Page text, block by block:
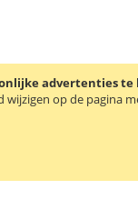
advertenties
wijzigen op de pagina